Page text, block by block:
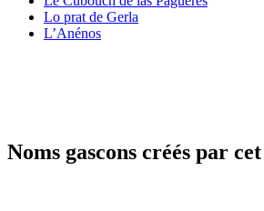
Lo prat de Gerla
L’Anénos
Noms gascons créés par